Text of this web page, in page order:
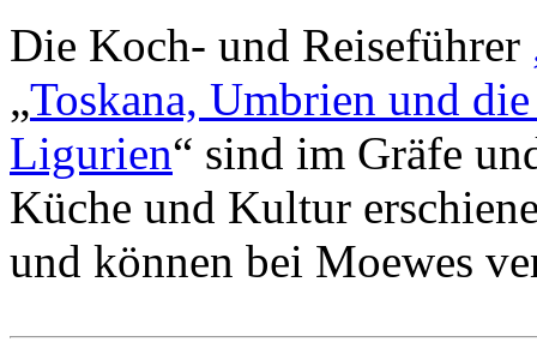
Die Koch- und Reiseführer
„Toskana, Umbrien und
Ligurien“ sind im Gräfe
Küche und Kultur
und können bei Moewes